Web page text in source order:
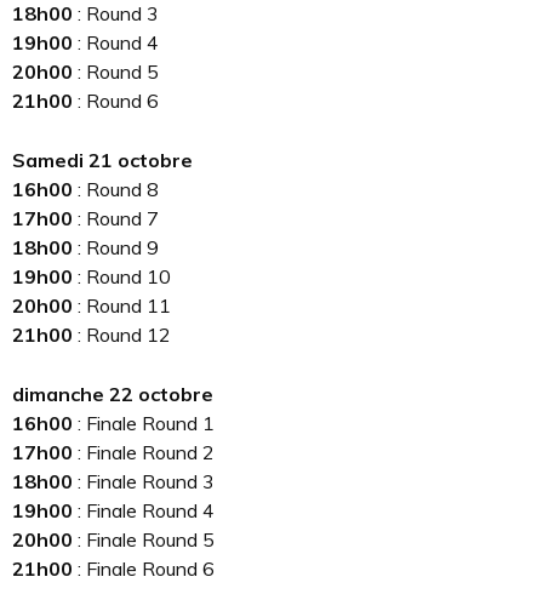
18h00 : Round 3
19h00 : Round 4
20h00 : Round 5
21h00 : Round 6
Samedi 21 octobre
16h00 : Round 8
17h00 : Round 7
18h00 : Round 9
19h00 : Round 10
20h00 : Round 11
21h00 : Round 12
dimanche 22 octobre
16h00 : Finale Round 1
17h00 : Finale Round 2
18h00 : Finale Round 3
19h00 : Finale Round 4
20h00 : Finale Round 5
21h00 : Finale Round 6